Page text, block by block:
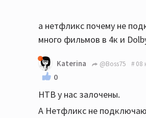
а нетфликс почему не
много фильмов в 4к и
Katerina @Boss75 08
0
НТВ у нас залочены.
А Нетфликс не